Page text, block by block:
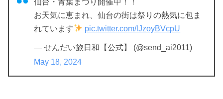
お天気に恵まれ、仙台の街は祭りの熱気に包ま
れています
pic.twitter.com/lJzoyBVcpU
— せんだい旅日和【公式】 (@send_ai2011)
May 18, 2024